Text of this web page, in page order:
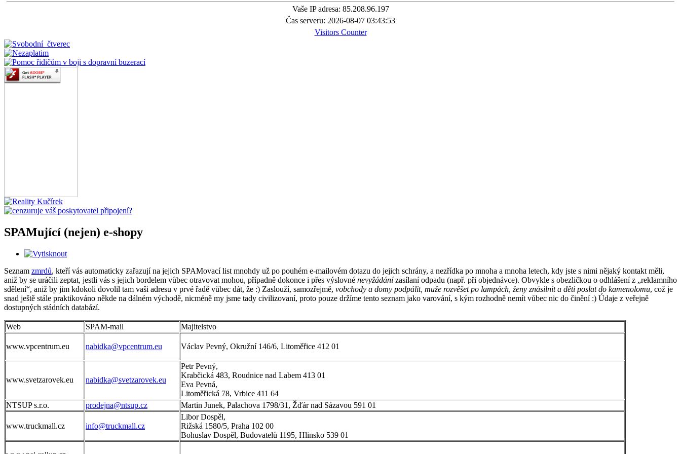
Vaše IP adresa: 85.208.96.197
Čas serveru: 2026-08-07 03:43:53
Visitors Counter
SPAMující (nejen) e-shopy
Seznam zmrdů, kteří vás automaticky zařazují na jejich SPAMovací list mnohdy už po pouhém e-mailovém dotazu do jejich schrány, a nezřídka po mnoha a mnoha letech, kdy jste s nimi nějaký kontakt měli,
aniž by se uráčili zeptat, jestli vás s jejich bordelem vůbec otravovat mohou, případně dokonce i přes výslovné nevyžádánízasílaní odpadu (např. při objednávce). Obvykle s obezličkou o odhlášení z „reklamního
sdělení“, aniž by jim kdokoli dovolil tam vaši adresu v prvé řadě vůbec dát, že :) Zaslouží, samozřejmě, vobchody a domy podpálit, muže rozvěšet po lampách, ženy znásilnit a děti poslat do kamenolomu, což je
snad ještě stále praktikováno někde na dálném východě, nicméně my jsme tady civilizovaní, proto pouze držíme tento seznam jako varování, s kým rozhodně nemít vůbec nic do činění :) Údaje z veřejně
dostupných stádních databází.
Web SPAM-mail Majitelstvo
www.vpcentrum.eu nabidka@vpcentrum.eu Václav Pevný, Okružní 146/6, Litoměřice 412 01
www.svetzarovek.eu nabidka@svetzarovek.eu
Petr Pevný,
Krabčická 483, Roudnice nad Labem 413 01
Eva Pevná,
Litoměřická 78, Vrbice 411 64
NTSUP s.r.o.
prodejna@ntsup.cz Martin Junek, Palachova 1798/31, Žďár nad Sázavou 591 01
www.truckmall.cz info@truckmall.cz
Libor Dospěl,
Rižská 1580/5, Praha 102 00
Bohuslav Dospěl, Budovatelů 1195, Hlinsko 539 01